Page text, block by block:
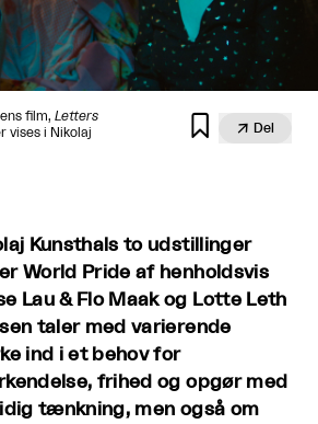
film, Letters
vises i Nikolaj
  Del
Kunsthals to udstillinger
World Pride af henholdsvis
Lau & Flo Maak og Lotte Leth
taler med varierende
ind i et behov for
frihed og opgør med
tænkning, men også om